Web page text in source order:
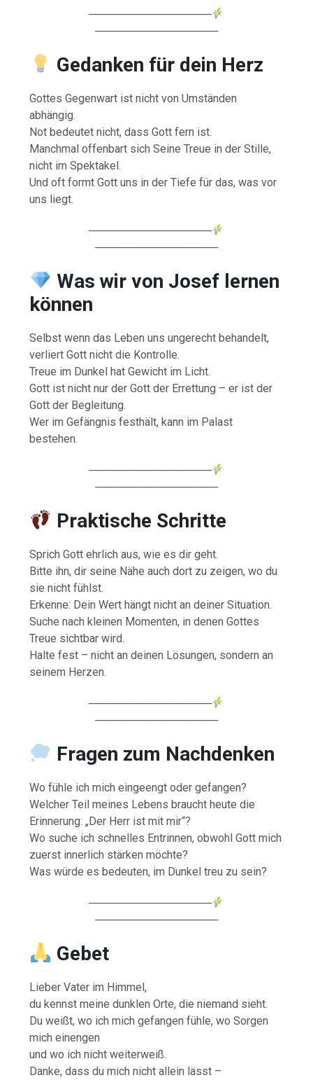
────────────────
────────────────
Gedanken für dein Herz
Gottes Gegenwart ist nicht von Umständen
abhängig.
Not bedeutet nicht, dass Gott fern ist.
Manchmal offenbart sich Seine Treue in der Stille,
nicht im Spektakel.
Und oft formt Gott uns in der Tiefe für das, was vor
uns liegt.
────────────────
────────────────
Was wir von Josef lernen
können
Selbst wenn das Leben uns ungerecht behandelt,
verliert Gott nicht die Kontrolle.
Treue im Dunkel hat Gewicht im Licht.
Gott ist nicht nur der Gott der Errettung – er ist der
Gott der Begleitung.
Wer im Gefängnis festhält, kann im Palast
bestehen.
────────────────
────────────────
Praktische Schritte
Sprich Gott ehrlich aus, wie es dir geht.
Bitte ihn, dir seine Nähe auch dort zu zeigen, wo du
sie nicht fühlst.
Erkenne: Dein Wert hängt nicht an deiner Situation.
Suche nach kleinen Momenten, in denen Gottes
Treue sichtbar wird.
Halte fest – nicht an deinen Lösungen, sondern an
seinem Herzen.
────────────────
────────────────
Fragen zum Nachdenken
Wo fühle ich mich eingeengt oder gefangen?
Welcher Teil meines Lebens braucht heute die
Erinnerung: „Der Herr ist mit mir“?
Wo suche ich schnelles Entrinnen, obwohl Gott mich
zuerst innerlich stärken möchte?
Was würde es bedeuten, im Dunkel treu zu sein?
────────────────
────────────────
Gebet
Lieber Vater im Himmel,
du kennst meine dunklen Orte, die niemand sieht.
Du weißt, wo ich mich gefangen fühle, wo Sorgen
mich einengen
und wo ich nicht weiterweiß.
Danke, dass du mich nicht allein lässt –